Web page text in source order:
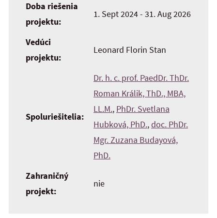
Doba riešenia
projektu:
1. Sept 2024 - 31. Aug 2026
Vedúci
projektu:
Leonard Florin Stan
Spoluriešitelia:
Dr. h. c. prof. PaedDr. ThDr.
Roman Králik, ThD., MBA,
LL.M., PhDr. Svetlana
Hubková, PhD.,doc. PhDr.
Mgr. Zuzana Budayová,
PhD.
Zahraničný
projekt:
nie